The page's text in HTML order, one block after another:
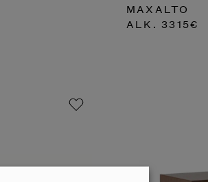
MAXALTO
ALK. 3315€